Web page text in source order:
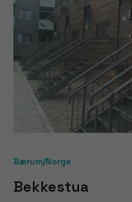
Bærum/Norge
Bekkestua